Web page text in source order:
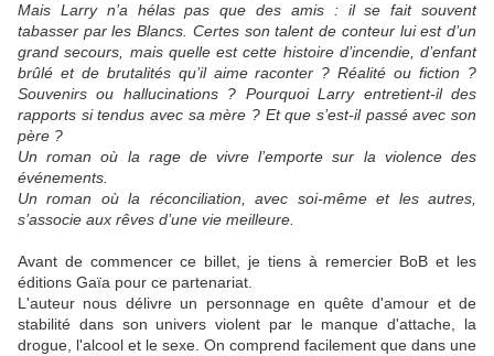
Mais Larry n’a hélas pas que des amis : il se fait souvent
tabasser par les Blancs. Certes son talent de conteur lui est d’un
grand secours, mais quelle est cette histoire d’incendie, d’enfant
brûlé et de brutalités qu’il aime raconter ? Réalité ou fiction ?
Souvenirs ou hallucinations ? Pourquoi Larry entretient-il des
rapports si tendus avec sa mère ? Et que s’est-il passé avec son
père ?
Un roman où la rage de vivre l’emporte sur la violence des
événements.
Un roman où la réconciliation, avec soi-même et les autres,
s’associe aux rêves d’une vie meilleure.
Avant de commencer ce billet, je tiens à remercier BoB et les
éditions Gaïa pour ce partenariat.
L'auteur nous délivre un personnage en quête d'amour et de
stabilité dans son univers violent par le manque d'attache, la
drogue, l'alcool et le sexe. On comprend facilement que dans une